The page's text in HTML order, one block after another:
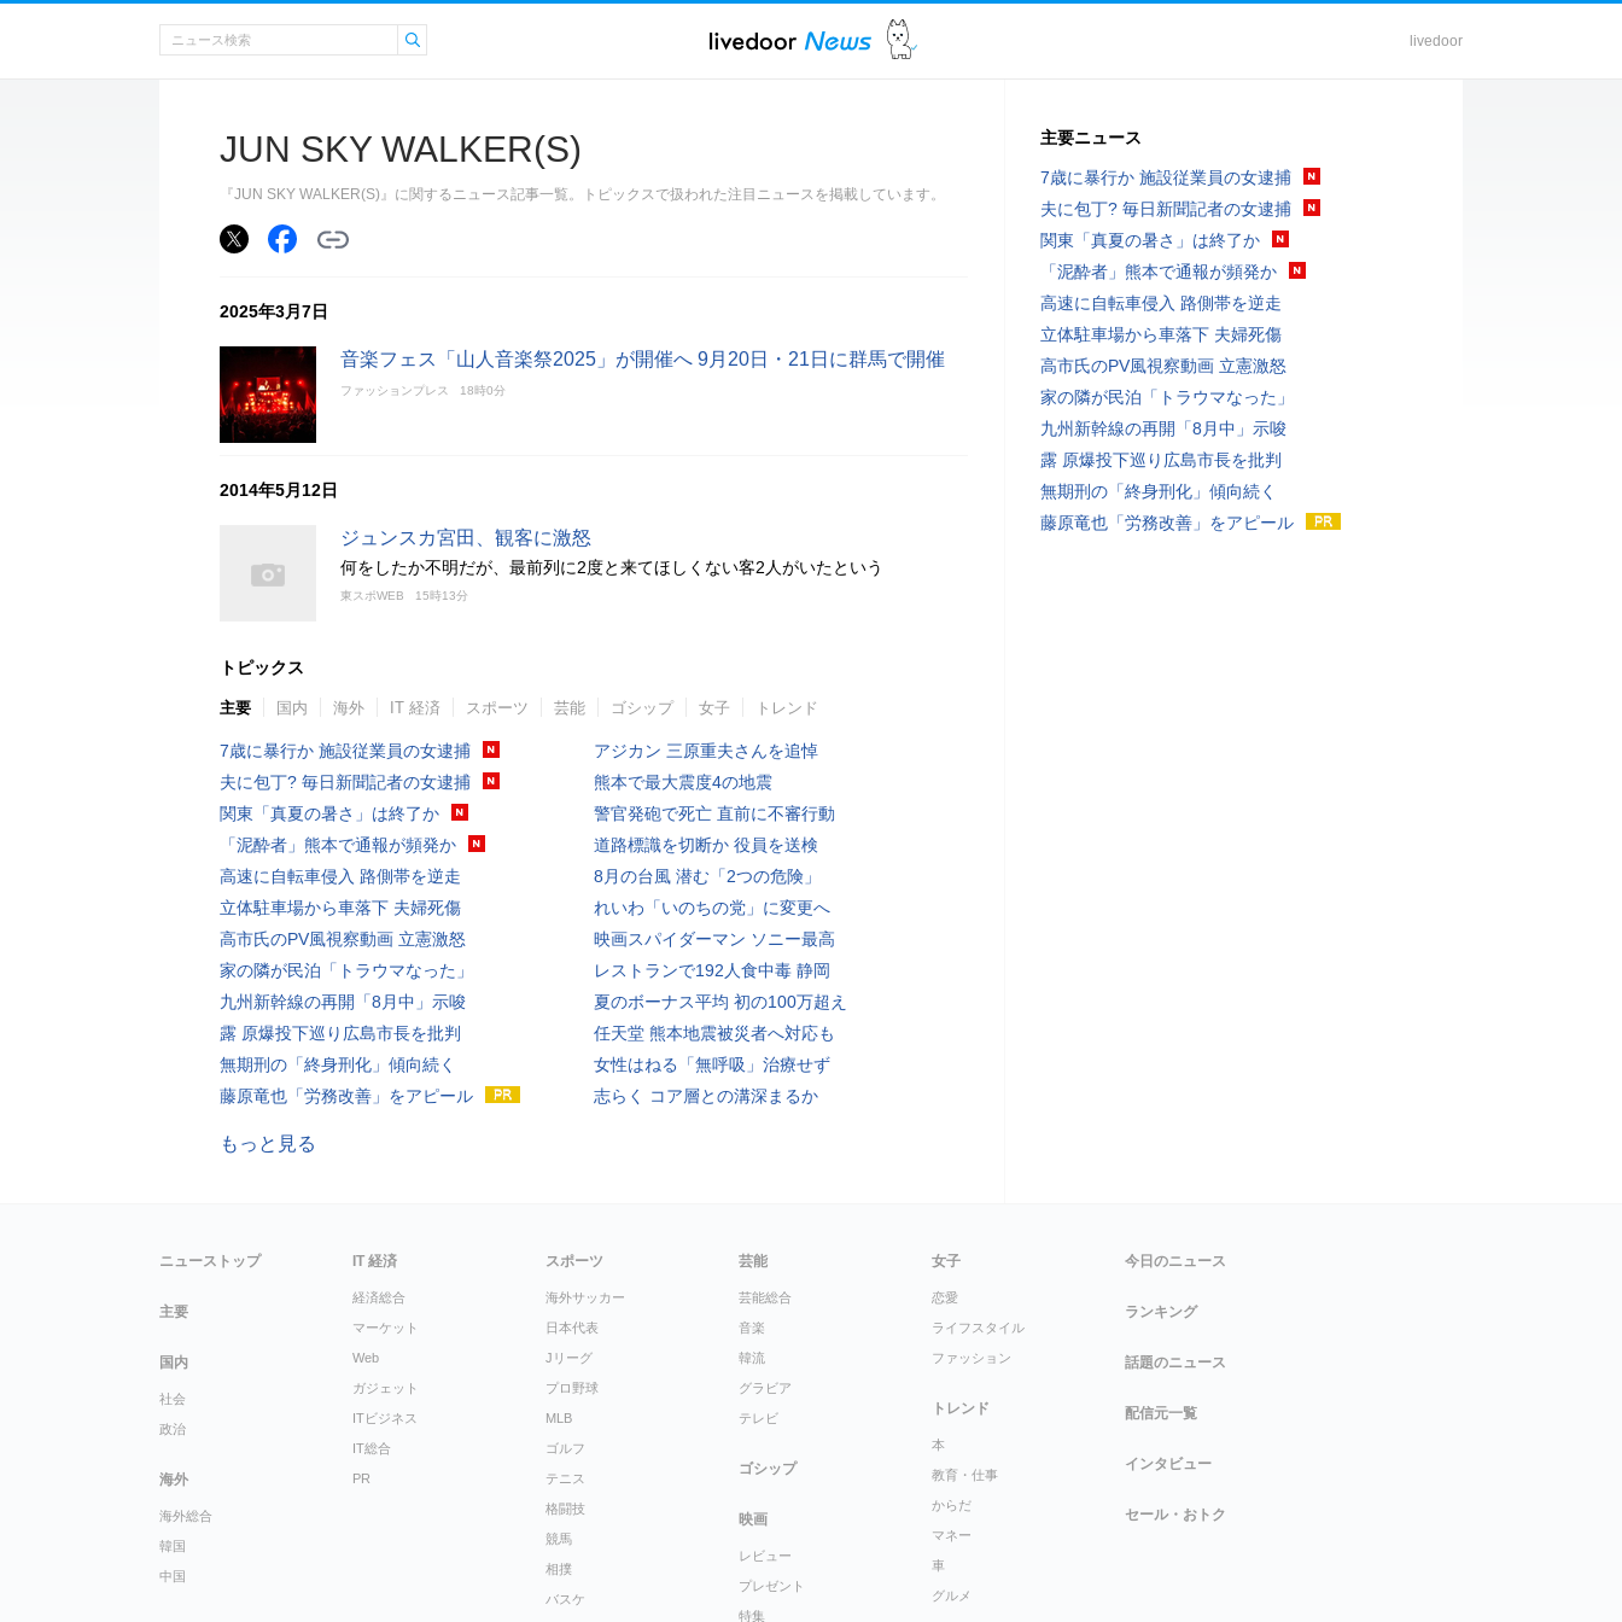
livedoor
JUN SKY WALKER(S)
『JUN SKY WALKER(S)』に関するニュース記事一覧。トピックスで扱われた注目ニュースを掲載しています。
2025年3月7日
音楽フェス「山人音楽祭2025」が開催へ 9月20日・21日に群馬で開催
ファッションプレス 18時0分
2014年5月12日
ジュンスカ宮田、観客に激怒
何をしたか不明だが、最前列に2度と来てほしくない客2人がいたという
東スポWEB 15時13分
トピックス
主要 国内 海外 IT 経済 スポーツ 芸能 ゴシップ 女子 トレンド
7歳に暴行か 施設従業員の女逮捕
夫に包丁? 毎日新聞記者の女逮捕
関東「真夏の暑さ」は終了か
「泥酔者」熊本で通報が頻発か
高速に自転車侵入 路側帯を逆走
立体駐車場から車落下 夫婦死傷
高市氏のPV風視察動画 立憲激怒
家の隣が民泊「トラウマなった」
九州新幹線の再開「8月中」示唆
露 原爆投下巡り広島市長を批判
無期刑の「終身刑化」傾向続く
藤原竜也「労務改善」をアピール
アジカン 三原重夫さんを追悼
熊本で最大震度4の地震
警官発砲で死亡 直前に不審行動
道路標識を切断か 役員を送検
8月の台風 潜む「2つの危険」
れいわ「いのちの党」に変更へ
映画スパイダーマン ソニー最高
レストランで192人食中毒 静岡
夏のボーナス平均 初の100万超え
任天堂 熊本地震被災者へ対応も
女性はねる「無呼吸」治療せず
志らく コア層との溝深まるか
もっと見る
主要ニュース
7歳に暴行か 施設従業員の女逮捕
夫に包丁? 毎日新聞記者の女逮捕
関東「真夏の暑さ」は終了か
「泥酔者」熊本で通報が頻発か
高速に自転車侵入 路側帯を逆走
立体駐車場から車落下 夫婦死傷
高市氏のPV風視察動画 立憲激怒
家の隣が民泊「トラウマなった」
九州新幹線の再開「8月中」示唆
露 原爆投下巡り広島市長を批判
無期刑の「終身刑化」傾向続く
藤原竜也「労務改善」をアピール
ニューストップ
主要
国内
社会
政治
海外
海外総合
韓国
中国
IT 経済
経済総合
マーケット
Web
ガジェット
ITビジネス
IT総合
PR
スポーツ
海外サッカー
日本代表
Jリーグ
プロ野球
MLB
ゴルフ
テニス
格闘技
競馬
相撲
バスケ
芸能
芸能総合
音楽
韓流
グラビア
テレビ
ゴシップ
映画
レビュー
プレゼント
特集
女子
恋愛
ライフスタイル
ファッション
トレンド
本
教育・仕事
からだ
マネー
車
グルメ
今日のニュース
ランキング
話題のニュース
配信元一覧
インタビュー
セール・おトク